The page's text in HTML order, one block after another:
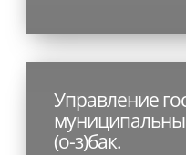
Управление
(о-з)бак.